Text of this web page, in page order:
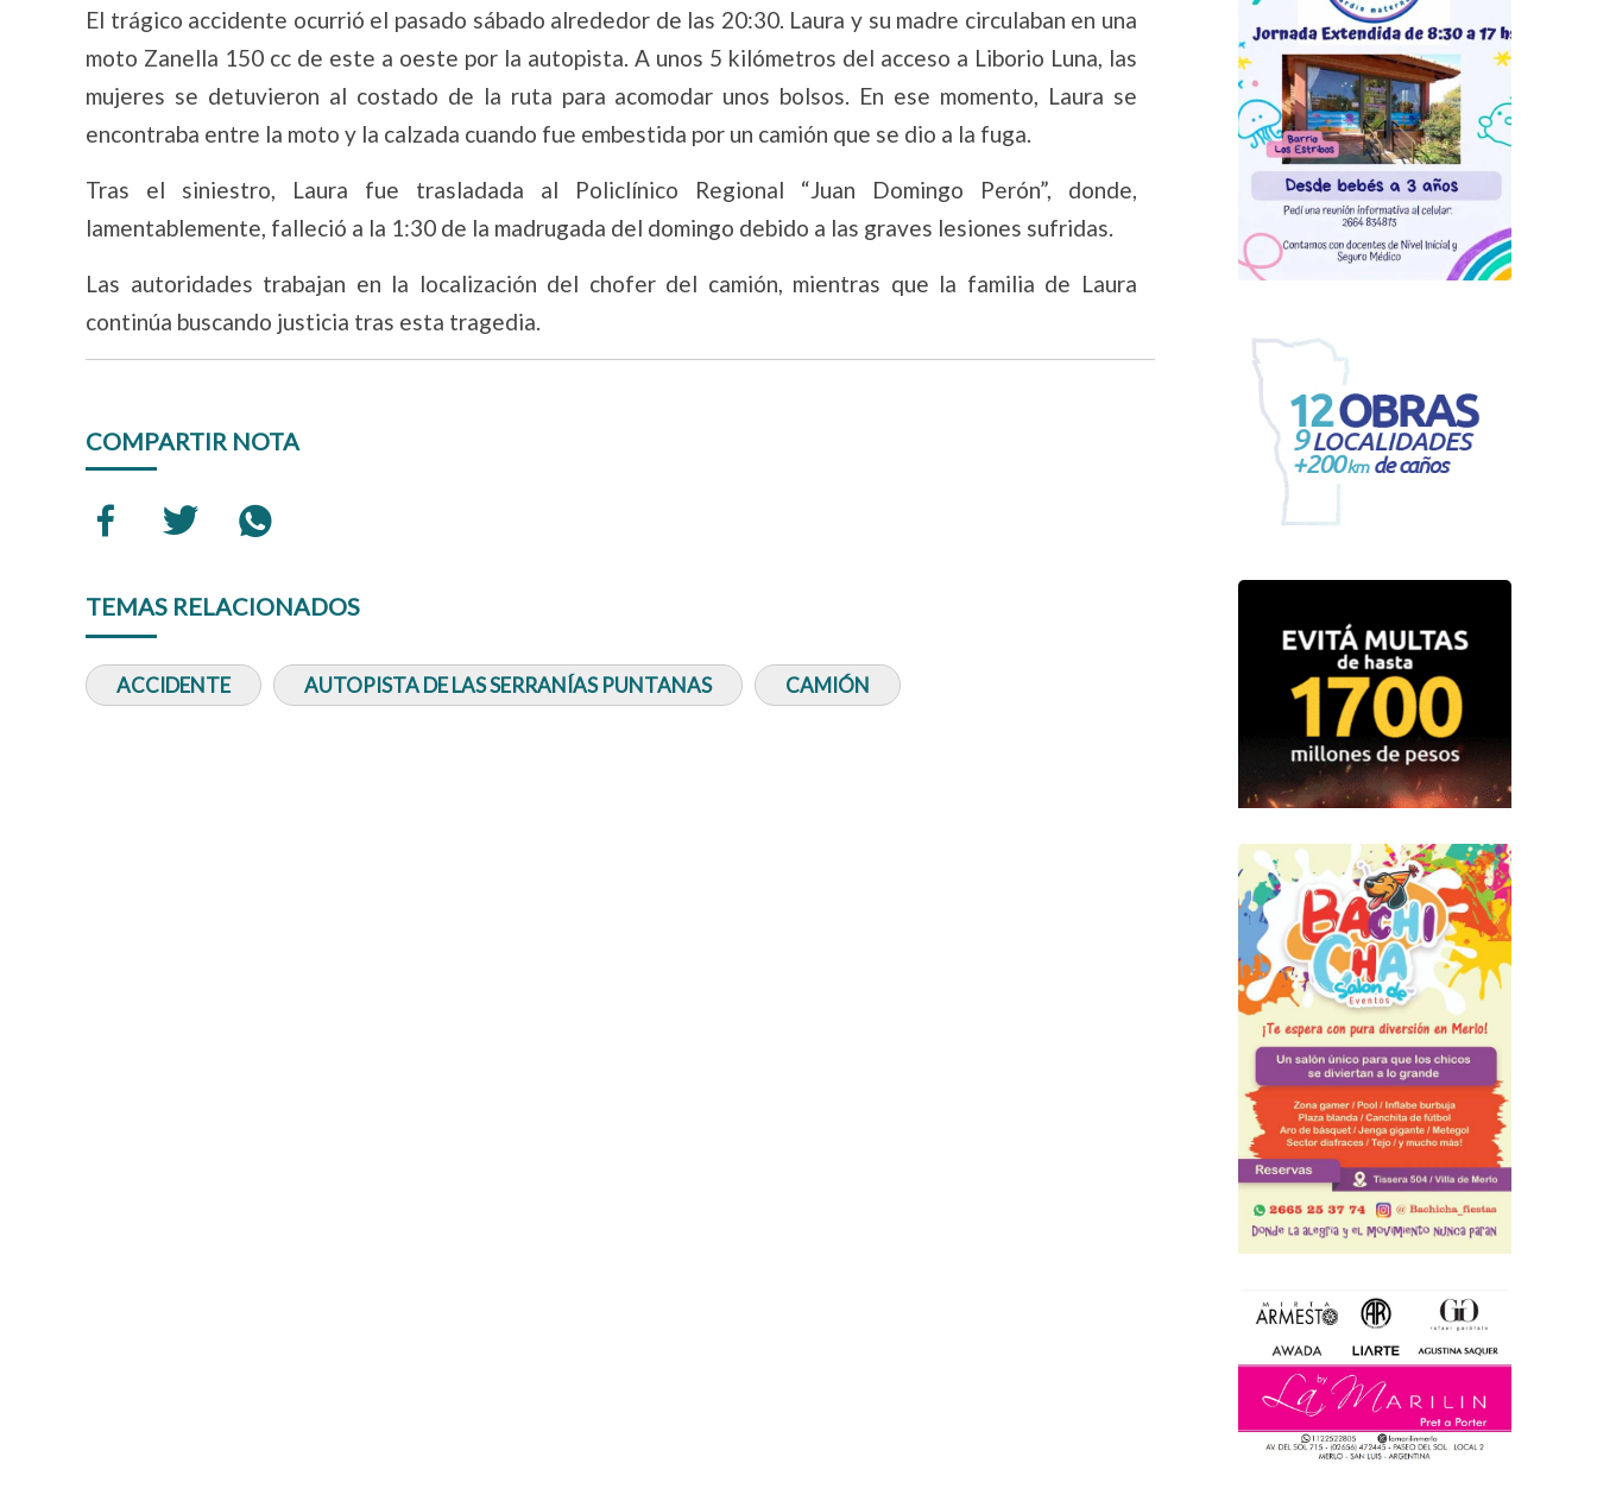
El trágico accidente ocurrió el pasado sábado alrededor de las 20:30. Laura y su madre circulaban en una
moto Zanella 150 cc de este a oeste por la autopista. A unos 5 kilómetros del acceso a Liborio Luna, las
mujeres se detuvieron al costado de la ruta para acomodar unos bolsos. En ese momento, Laura se
encontraba entre la moto y la calzada cuando fue embestida por un camión que se dio a la fuga.
Tras el siniestro, Laura fue trasladada al Policlínico Regional “Juan Domingo Perón”, donde,
lamentablemente, falleció a la 1:30 de la madrugada del domingo debido a las graves lesiones sufridas.
Las autoridades trabajan en la localización del chofer del camión, mientras que la familia de Laura
continúa buscando justicia tras esta tragedia.
COMPARTIR NOTA
TEMAS RELACIONADOS
ACCIDENTE AUTOPISTA DE LAS SERRANÍAS PUNTANAS CAMIÓN